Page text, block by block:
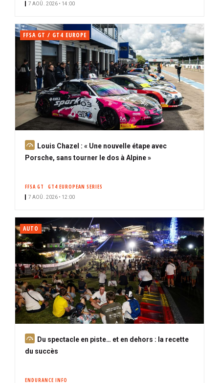
7 AOÛ. 2026 • 14:00
FFSA GT / GT4 EUROPE
A
b
Louis Chazel : « Une nouvelle étape avec
Porsche, sans tourner le dos à Alpine »
FFSA GT GT4 EUROPEAN SERIES
7 AOÛ. 2026 • 12:00
AUTO
A
b
Du spectacle en piste… et en dehors : la recette
du succès
ENDURANCE INFO